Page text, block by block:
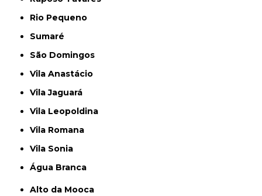
Rio Pequeno
Sumaré
São Domingos
Vila Anastácio
Vila Jaguará
Vila Leopoldina
Vila Romana
Vila Sonia
Água Branca
Alto da Mooca